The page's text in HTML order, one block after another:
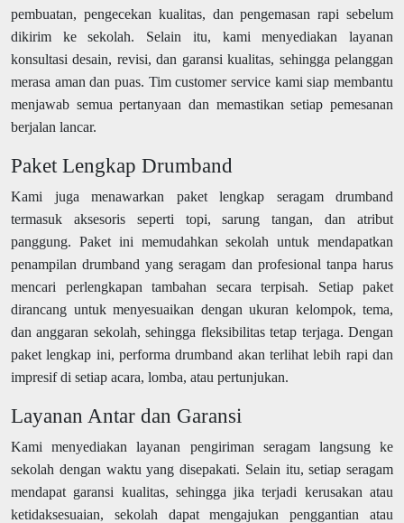
pembuatan, pengecekan kualitas, dan pengemasan rapi sebelum
dikirim ke sekolah. Selain itu, kami menyediakan layanan
konsultasi desain, revisi, dan garansi kualitas, sehingga pelanggan
merasa aman dan puas. Tim customer service kami siap membantu
menjawab semua pertanyaan dan memastikan setiap pemesanan
berjalan lancar.
Paket Lengkap Drumband
Kami juga menawarkan paket lengkap seragam drumband
termasuk aksesoris seperti topi, sarung tangan, dan atribut
panggung. Paket ini memudahkan sekolah untuk mendapatkan
penampilan drumband yang seragam dan profesional tanpa harus
mencari perlengkapan tambahan secara terpisah. Setiap paket
dirancang untuk menyesuaikan dengan ukuran kelompok, tema,
dan anggaran sekolah, sehingga fleksibilitas tetap terjaga. Dengan
paket lengkap ini, performa drumband akan terlihat lebih rapi dan
impresif di setiap acara, lomba, atau pertunjukan.
Layanan Antar dan Garansi
Kami menyediakan layanan pengiriman seragam langsung ke
sekolah dengan waktu yang disepakati. Selain itu, setiap seragam
mendapat garansi kualitas, sehingga jika terjadi kerusakan atau
ketidaksesuaian, sekolah dapat mengajukan penggantian atau